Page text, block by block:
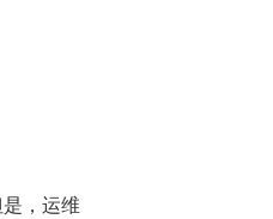
，运维